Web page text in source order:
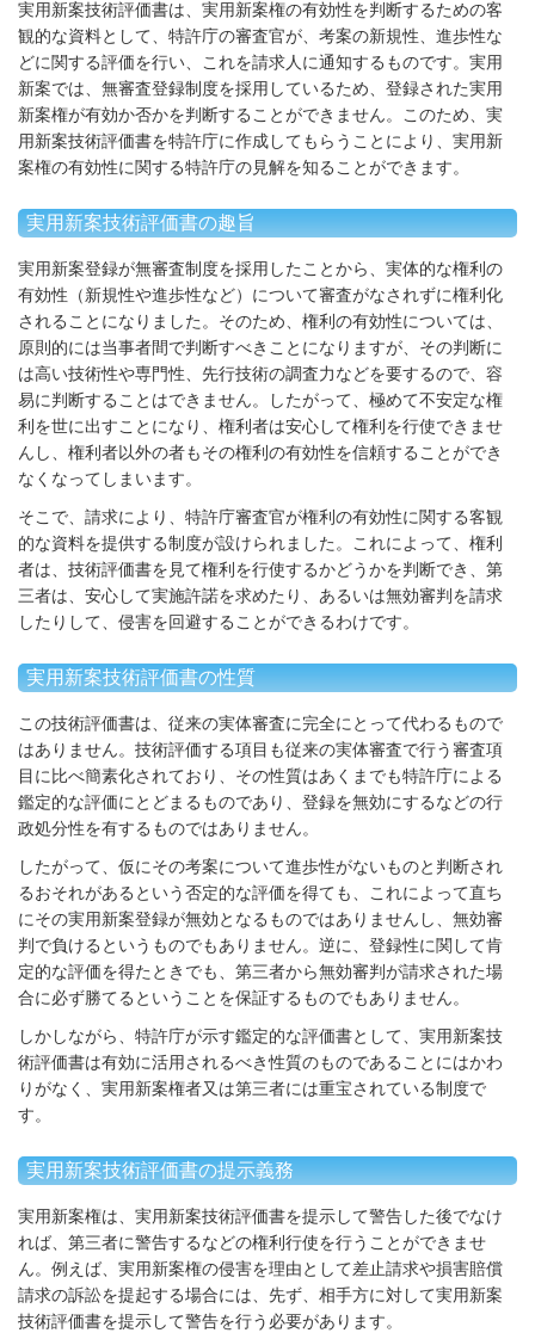
実用新案技術評価書は、実用新案権の有効性を判断するための客
観的な資料として、特許庁の審査官が、考案の新規性、進歩性な
どに関する評価を行い、これを請求人に通知するものです。実用
新案では、無審査登録制度を採用しているため、登録された実用
新案権が有効か否かを判断することができません。このため、実
用新案技術評価書を特許庁に作成してもらうことにより、実用新
案権の有効性に関する特許庁の見解を知ることができます。
実用新案技術評価書の趣旨
実用新案登録が無審査制度を採用したことから、実体的な権利の
有効性（新規性や進歩性など）について審査がなされずに権利化
されることになりました。そのため、権利の有効性については、
原則的には当事者間で判断すべきことになりますが、その判断に
は高い技術性や専門性、先行技術の調査力などを要するので、容
易に判断することはできません。したがって、極めて不安定な権
利を世に出すことになり、権利者は安心して権利を行使できませ
んし、権利者以外の者もその権利の有効性を信頼することができ
なくなってしまいます。
そこで、請求により、特許庁審査官が権利の有効性に関する客観
的な資料を提供する制度が設けられました。これによって、権利
者は、技術評価書を見て権利を行使するかどうかを判断でき、第
三者は、安心して実施許諾を求めたり、あるいは無効審判を請求
したりして、侵害を回避することができるわけです。
実用新案技術評価書の性質
この技術評価書は、従来の実体審査に完全にとって代わるもので
はありません。技術評価する項目も従来の実体審査で行う審査項
目に比べ簡素化されており、その性質はあくまでも特許庁による
鑑定的な評価にとどまるものであり、登録を無効にするなどの行
政処分性を有するものではありません。
したがって、仮にその考案について進歩性がないものと判断され
るおそれがあるという否定的な評価を得ても、これによって直ち
にその実用新案登録が無効となるものではありませんし、無効審
判で負けるというものでもありません。逆に、登録性に関して肯
定的な評価を得たときでも、第三者から無効審判が請求された場
合に必ず勝てるということを保証するものでもありません。
しかしながら、特許庁が示す鑑定的な評価書として、実用新案技
術評価書は有効に活用されるべき性質のものであることにはかわ
りがなく、実用新案権者又は第三者には重宝されている制度で
す。
実用新案技術評価書の提示義務
実用新案権は、実用新案技術評価書を提示して警告した後でなけ
れば、第三者に警告するなどの権利行使を行うことができませ
ん。例えば、実用新案権の侵害を理由として差止請求や損害賠償
請求の訴訟を提起する場合には、先ず、相手方に対して実用新案
技術評価書を提示して警告を行う必要があります。